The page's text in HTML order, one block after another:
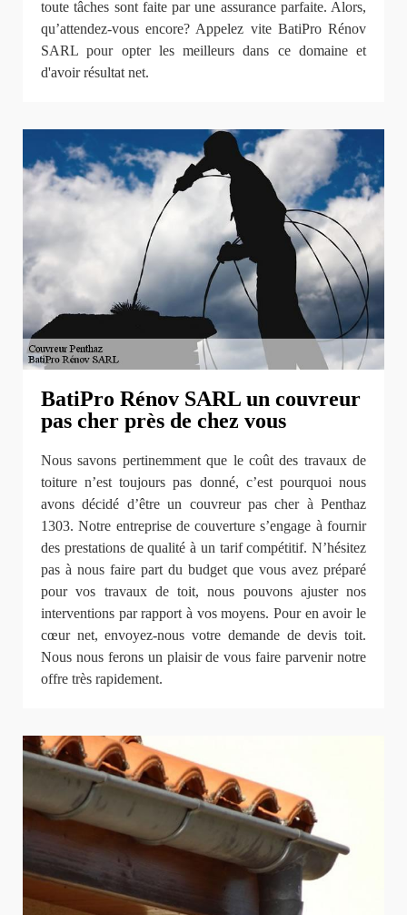
toute tâches sont faite par une assurance parfaite. Alors,
qu’attendez-vous encore? Appelez vite BatiPro Rénov
SARL pour opter les meilleurs dans ce domaine et
d'avoir résultat net.
BatiPro Rénov SARL un couvreur
pas cher près de chez vous
Nous savons pertinemment que le coût des travaux de
toiture n’est toujours pas donné, c’est pourquoi nous
avons décidé d’être un couvreur pas cher à Penthaz
1303. Notre entreprise de couverture s’engage à fournir
des prestations de qualité à un tarif compétitif. N’hésitez
pas à nous faire part du budget que vous avez préparé
pour vos travaux de toit, nous pouvons ajuster nos
interventions par rapport à vos moyens. Pour en avoir le
cœur net, envoyez-nous votre demande de devis toit.
Nous nous ferons un plaisir de vous faire parvenir notre
offre très rapidement.